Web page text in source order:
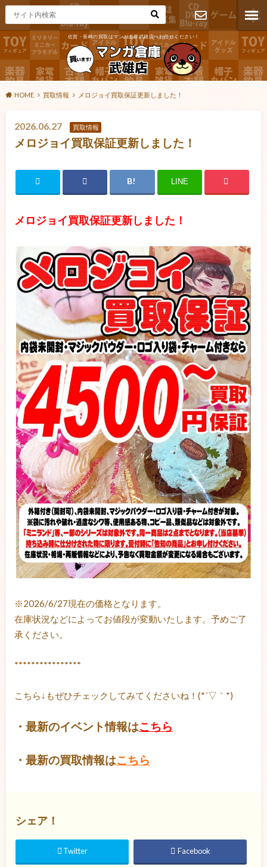
佐賀・長崎の買取はマンガ倉庫武雄店へお任せください！
お問い合わ
せ
HOME 買取情報 メロジョイ買取保証更新しました！
2026.06.27 買取情報
メロジョイ買取保証更新しました！
LINE
メロジョイ買取保証更新しました！
※2026/6/27現在の価格となります。
在庫状況などによってお値段が変動いたします。予めご了
承ください。
****************
こちら↓もぜひチェックしてみてくださいね！(*´▽｀*)
・最新のイベント情報はこちら
・最新の買取情報はこちら
シェア！
Twitter Facebook